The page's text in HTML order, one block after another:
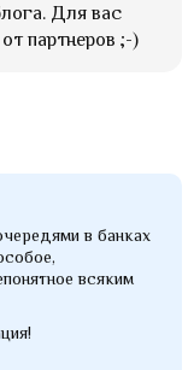
Для вас
партнеров ;-)
в банках
всяким